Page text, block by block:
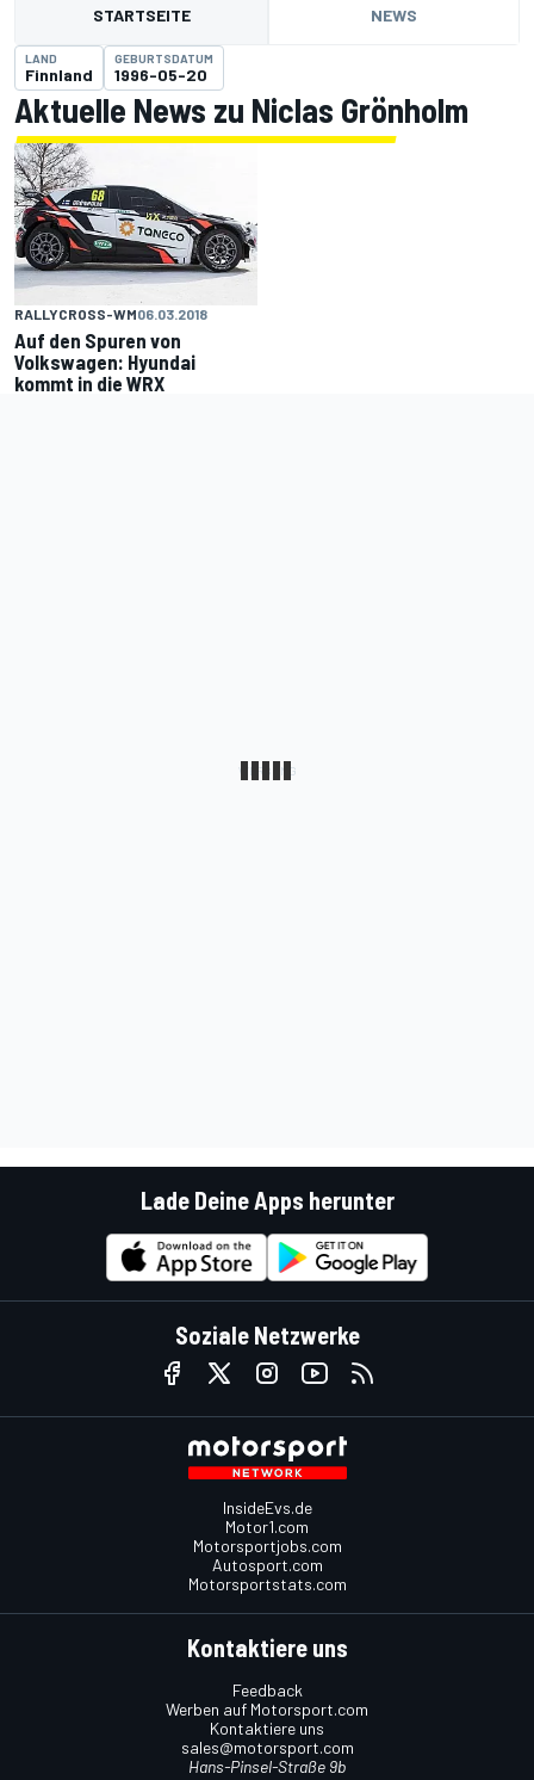
STARTSEITE NEWS
LAND
Finnland
GEBURTSDATUM
1996-05-20
Aktuelle News zu Niclas Grönholm
RALLYCROSS-WM06.03.2018
Auf den Spuren von
Volkswagen: Hyundai
kommt in die WRX
Lade Deine Apps herunter
Soziale Netzwerke
InsideEvs.de
Motor1.com
Motorsportjobs.com
Autosport.com
Motorsportstats.com
Kontaktiere uns
Feedback
Werben auf Motorsport.com
Kontaktiere uns
sales@motorsport.com
Hans-Pinsel-Straße 9b